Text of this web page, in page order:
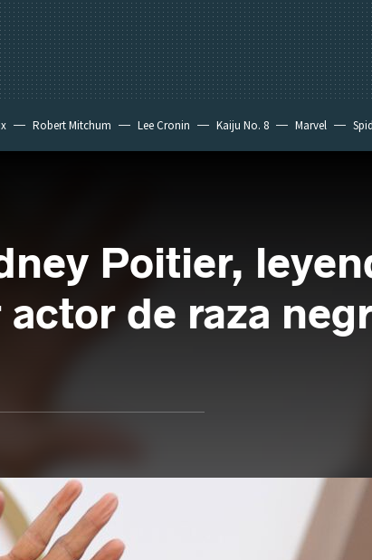
Robert Mitchum Lee Cronin Kaiju No. 8 Marvel
Poitier,
de raza